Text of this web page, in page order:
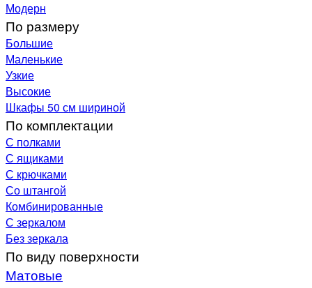
Модерн
По размеру
Большие
Маленькие
Узкие
Высокие
Шкафы 50 см шириной
По комплектации
С полками
С ящиками
С крючками
Со штангой
Комбинированные
С зеркалом
Без зеркала
По виду поверхности
Матовые